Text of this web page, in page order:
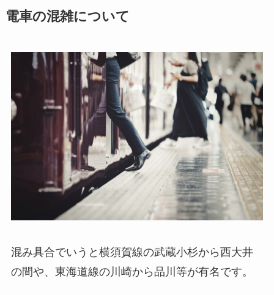
電車の混雑について
混み具合でいうと横須賀線の武蔵小杉から西大井
の間や、 東海道線の川崎から品川等が有名です。